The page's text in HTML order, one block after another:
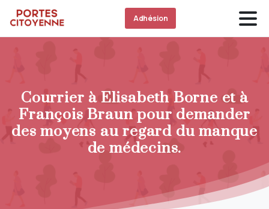
Adhésion
Courrier à Elisabeth Borne et à
François Braun pour demander
des moyens au regard du manque
de médecins.